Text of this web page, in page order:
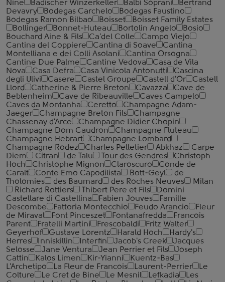
Nine
Badischer Winzerkeller Balbi Soprani
Bertrand
Devavry
Bodegas Carchelo
Bodegas Faustino
Bodegas Ramon Bilbao
Boisset
Boisset Family Estates
Bollinger
Bonnet-Huteau Bortolin Angelo
Bosio
Bouchard Aine & Fils
Ca'del Colle
Campo Viejo
Cantina del Coppiere
Cantina di Soave
Cantina
Montelliana e dei Colli Asolani
Cantina Orsogna
Cantine Due Palme
Cantine Vedova
Casa de Vila
Nova
Casa Defra Casa Vinicola Antonutti
Cascina
degli Ulivi
Casere Castel Groupe Castell d'Or
Castell
Llord
Catherine & Pierre Breton Cavazza
Cave de
Beblenheim
Cave de Ribeauville
Caves Campelo
Caves da Montanha
Ceretto
Champagne Adam-
Jaeger
Champagne Breton Fils
Champagne
Chassenay d'Arce
Champagne Didier Chopin
Champagne Dom Caudron
Champagne Fluteau
Champagne Hebrart
Champagne Lombard
Champagne Rodez
Charles Pelletier Abkhaz
Carpe
Diem
Citran de Talu Tour des Gendres
Christoph
Hoch
Christophe Mignon Claroscuro
Conde de
Caralt
Conte Emo Capodilista Bott-Geyl
de
Tholomies
des Baumard des Roches Neuves
Milan
Richard Rottiers
Thibert Pere et Fils
Domini
Castellare di Castellina
Fabien Jouves
Famille
Descombe
Fattoria Montecchio Feudo Arancio
Fleur
de Miraval
Font Pinceszet Fontanafredda
Francois
Parent
Fratelli Martini Frescobaldi
Fritz Walter
Geyerhof
Gustave Lorentz Harald Hoch
Hardy's
Herres
Inniskillin Interfin Jacob's Creek
Jacques
Selosse
Jane Ventura Jean Perrier et Fils
Joseph
Cattin
Kalos Limen Kir-Yianni
Kuentz-Bas
L'Archetipo
La Fleur de Francois Laurent-Perrier
Le
Colture
Le Cret de Bine Le Mesnil Lefkadia
Les